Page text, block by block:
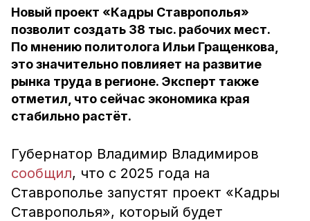
Новый проект «Кадры Ставрополья»
позволит создать 38 тыс. рабочих мест.
По мнению политолога Ильи Гращенкова,
это значительно повлияет на развитие
рынка труда в регионе. Эксперт также
отметил, что сейчас экономика края
стабильно растёт.
Губернатор Владимир Владимиров
сообщил, что с 2025 года на
Ставрополье запустят проект «Кадры
Ставрополья», который будет